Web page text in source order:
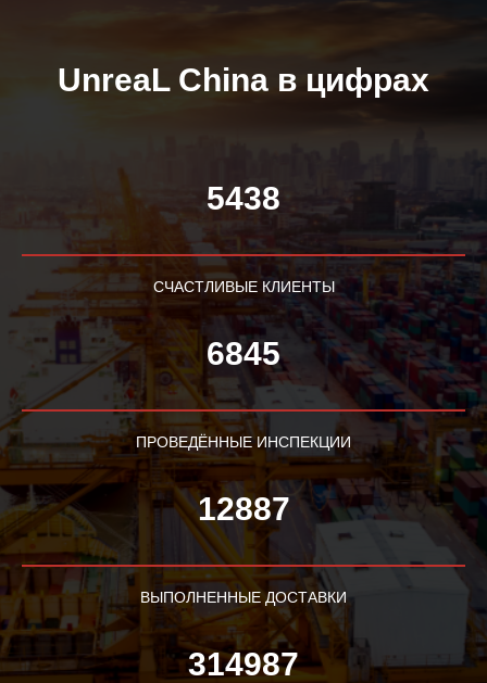
UnreaL China в цифрах
5438
СЧАСТЛИВЫЕ КЛИЕНТЫ
6845
ПРОВЕДЁННЫЕ ИНСПЕКЦИИ
12887
ВЫПОЛНЕННЫЕ ДОСТАВКИ
314987